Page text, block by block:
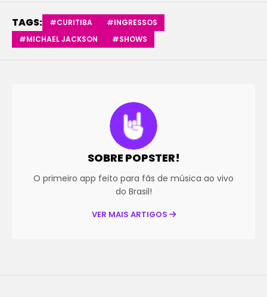
TAGS: #CURITIBA
#INGRESSOS
#MICHAEL JACKSON
#SHOWS
SOBRE POPSTER!
O primeiro app feito para fãs de música ao vivo
do Brasil!
VER MAIS ARTIGOS